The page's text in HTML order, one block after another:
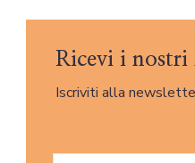
Ricevi i nostri
Iscriviti alla